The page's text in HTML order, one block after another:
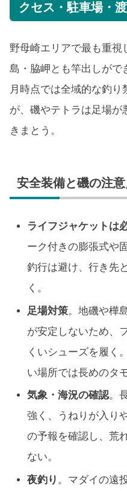
クセス・駐車場・
野母崎エリアで最も重視
島・脇岬とも竿出しがで
月時点では全域的な釣
が、磯やテトラは足場が
きまとう。
安全装備と磯の注意
ライフジャケットは
ーク付きの膨張式や
釣行は避け、行き先
く。
足場対策。地磯や樺
が安定しないため、
くいシューズを履く
い場所では長めのタ
気象・海況の確認。
強く、うねりが入り
の予報を確認し、荒
ない。
夜釣り 。マダイの遠